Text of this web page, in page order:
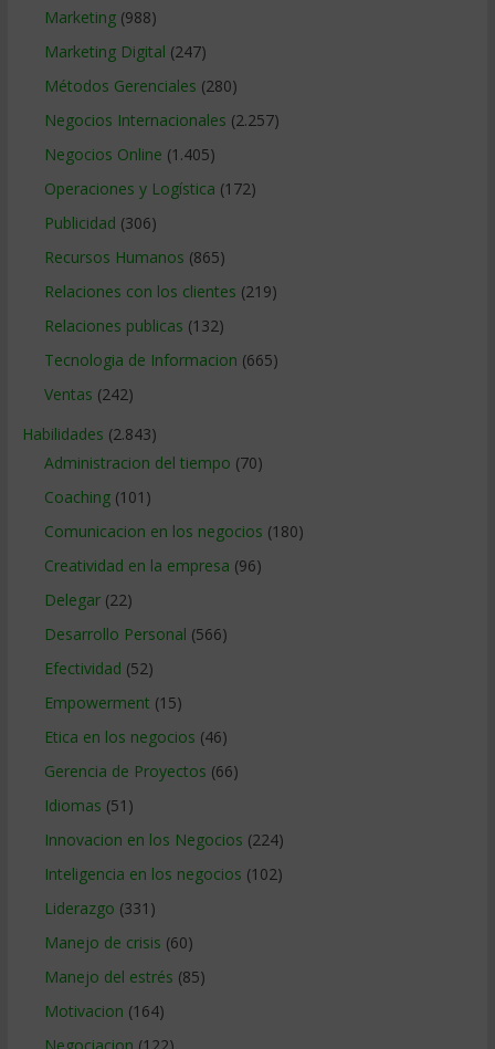
Marketing(988)
Marketing Digital (247)
Métodos Gerenciales (280)
Negocios Internacionales (2.257)
Negocios Online (1.405)
Operaciones y Logística (172)
Publicidad (306)
Recursos Humanos (865)
Relaciones con los clientes (219)
Relaciones publicas (132)
Tecnologia de Informacion (665)
Ventas (242)
Habilidades (2.843)
Administracion del tiempo (70)
Coaching(101)
Comunicacion en los negocios (180)
Creatividad en la empresa (96)
Delegar(22)
Desarrollo Personal (566)
Efectividad (52)
Empowerment (15)
Etica en los negocios (46)
Gerencia de Proyectos (66)
Idiomas (51)
Innovacion en los Negocios (224)
Inteligencia en los negocios (102)
Liderazgo (331)
Manejo de crisis (60)
Manejo del estrés (85)
Motivacion (164)